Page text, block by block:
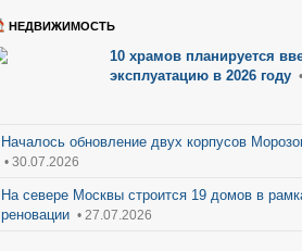
НЕДВИЖИМОСТЬ
10 храмов планируется
эксплуатацию в 2026 году
Началось обновление двух корпусов
• 30.07.2026
На севере Москвы строится 19 домов в
реновации • 27.07.2026